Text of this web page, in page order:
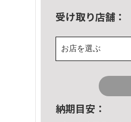
受け取り店舗：
お店を選ぶ
納期目安：